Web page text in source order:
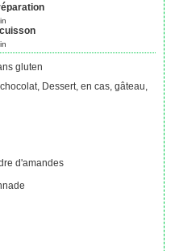
gluten
Dessert, en cas, gâteau,
d'amandes